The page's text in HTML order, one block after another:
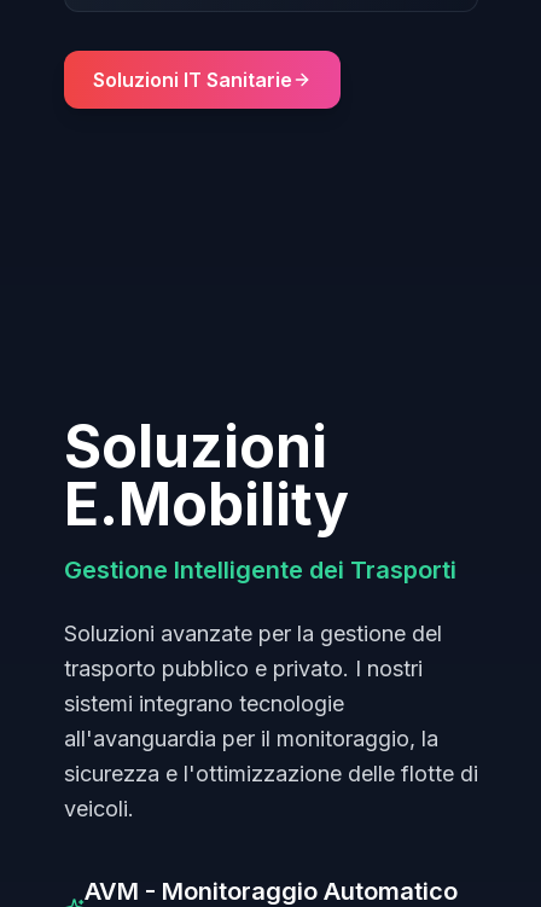
Soluzioni IT Sanitarie
Soluzioni
E.Mobility
Gestione Intelligente dei Trasporti
Soluzioni avanzate per la gestione del
trasporto pubblico e privato. I nostri
sistemi integrano tecnologie
all'avanguardia per il monitoraggio, la
sicurezza e l'ottimizzazione delle flotte di
veicoli.
AVM - Monitoraggio Automatico